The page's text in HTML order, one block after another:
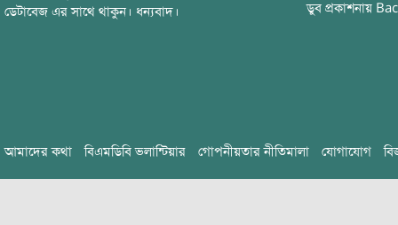
ডেটাবেজ এর সাথে থাকুন। ধন্যবাদ।
ডুব প্রকাশনায়
আমাদের কথা বিএমডিবি ভলান্টিয়ার গোপনীয়তার নীতিমালা যোগাযোগ